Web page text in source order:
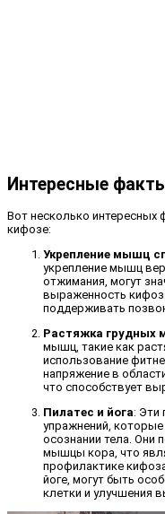
Интересные
Вот несколько интересных
кифозе:
Укрепление мышц
укрепление мышц
отжимания, могут
выраженность
поддерживать
Растяжка грудных
мышц, такие как
использование
напряжение в
что способствует
Пилатес и йога: Эти
упражнений, которые
осознании тела. Они
мышцы кора, что
профилактике
йоге, могут быть
клетки и улучшения